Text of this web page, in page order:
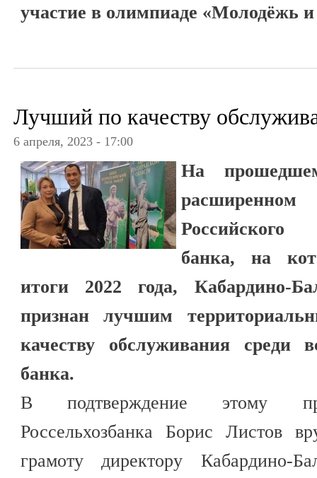
участие в олимпиаде «Молодёжь
Лучший по качеству
6 апреля, 2023 - 17:00
На
расширенном
Российского
банка, на
итоги 2022 года, Кабардино-
признан лучшим
качеству обслуживания среди
банка.
В подтверждение этому
Россельхозбанка Борис Листов
грамоту директору Кабардино-